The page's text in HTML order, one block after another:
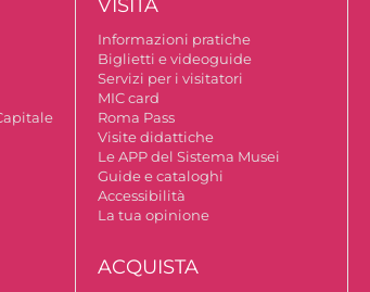
VISITA
Informazioni pratiche
Biglietti e videoguide
Servizi per i visitatori
MIC card
Roma Pass
Visite didattiche
Le APP del Sistema Musei
Guide e cataloghi
Accessibilità
La tua opinione
ACQUISTA